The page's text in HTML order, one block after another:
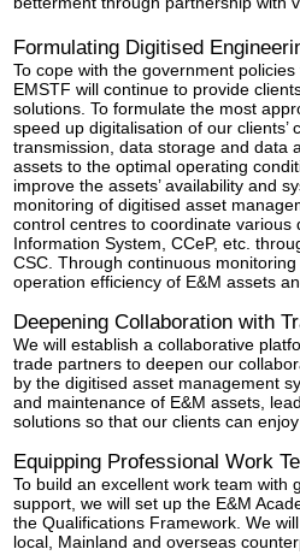
Formulating Digitised
To cope with the government
EMSTF will continue to provide
solutions. To formulate the most
speed up digitalisation of our
transmission, data storage and data
assets to the optimal operating
improve the assets’ availability and
monitoring of digitised asset
control centres to coordinate various
Information System, CCeP, etc.
CSC. Through continuous
operation efficiency of E&M assets
Deepening Collaboration with
We will establish a collaborative
trade partners to deepen our
by the digitised asset management
and maintenance of E&M assets,
solutions so that our clients can
Equipping Professional Work
To build an excellent work team with
support, we will set up the E&M
the Qualifications Framework. We
local, Mainland and overseas